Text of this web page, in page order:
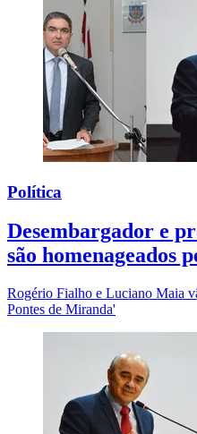
Política
Desembargador e
são homenageados
Rogério Fialho e Luciano Maia
Pontes de Miranda'